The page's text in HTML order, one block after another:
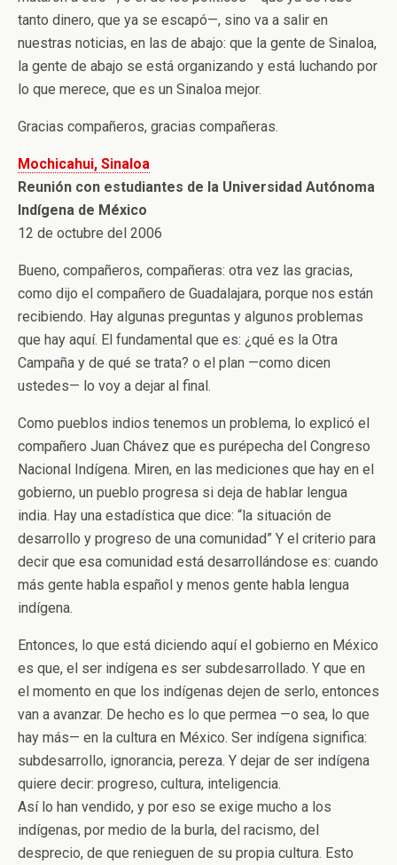
tanto dinero, que ya se escapó—, sino va a salir en
nuestras noticias, en las de abajo: que la gente de Sinaloa,
la gente de abajo se está organizando y está luchando por
lo que merece, que es un Sinaloa mejor.
Gracias compañeros, gracias compañeras.
Mochicahui, Sinaloa
Reunión con estudiantes de la Universidad Autónoma
Indígena de México
12 de octubre del 2006
Bueno, compañeros, compañeras: otra vez las gracias,
como dijo el compañero de Guadalajara, porque nos están
recibiendo. Hay algunas preguntas y algunos problemas
que hay aquí. El fundamental que es: ¿qué es la Otra
Campaña y de qué se trata? o el plan —como dicen
ustedes— lo voy a dejar al final.
Como pueblos indios tenemos un problema, lo explicó el
compañero Juan Chávez que es purépecha del Congreso
Nacional Indígena. Miren, en las mediciones que hay en el
gobierno, un pueblo progresa si deja de hablar lengua
india. Hay una estadística que dice: “la situación de
desarrollo y progreso de una comunidad” Y el criterio para
decir que esa comunidad está desarrollándose es: cuando
más gente habla español y menos gente habla lengua
indígena.
Entonces, lo que está diciendo aquí el gobierno en México
es que, el ser indígena es ser subdesarrollado. Y que en
el momento en que los indígenas dejen de serlo, entonces
van a avanzar. De hecho es lo que permea —o sea, lo que
hay más— en la cultura en México. Ser indígena significa:
subdesarrollo, ignorancia, pereza. Y dejar de ser indígena
quiere decir: progreso, cultura, inteligencia.
Así lo han vendido, y por eso se exige mucho a los
indígenas, por medio de la burla, del racismo, del
desprecio, de que renieguen de su propia cultura. Esto